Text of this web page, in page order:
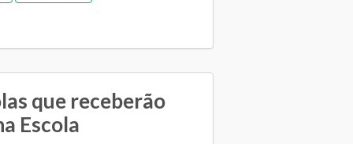
que receberão
Escola